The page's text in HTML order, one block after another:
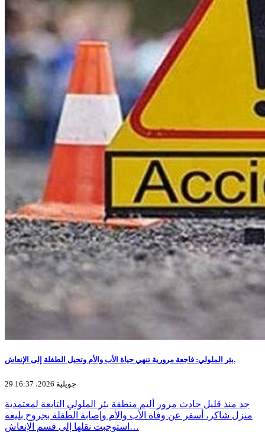
بئر الملولي: فاجعة مرورية تنهي حياة الأب والأم وتحيل الطفلة إلى الإنعاش.
29 جويلية 2026، 16:37
جد منذ قليل حادث مرور أليم منطقة بئر الملولي التابعة لمعتمدية
منزل شاكر، أسفر عن وفاة الأب والأم وإصابة الطفلة بجروح بليغة
استوجبت نقلها إلى قسم الإنعاش…